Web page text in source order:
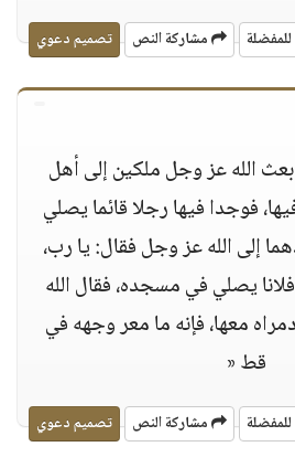
مشاركة النص تصميم دعوي
الله عز وجل ملكين إلى أهل
فوجدا فيها رجلا قائما يصلي
إلى الله عز وجل فقال: يا رب،
يصلي في مسجده، فقال الله
معها، فإنه ما معر وجهه في
قط «
مشاركة النص تصميم دعوي